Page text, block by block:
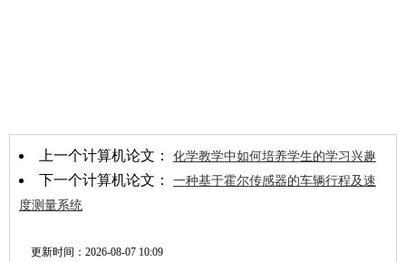
上一个计算机论文： 化学教学中如何培养学生的学习兴趣
下一个计算机论文： 一种基于霍尔传感器的车辆行程及速
度测量系统
更新时间： 2026-08-07 10:09